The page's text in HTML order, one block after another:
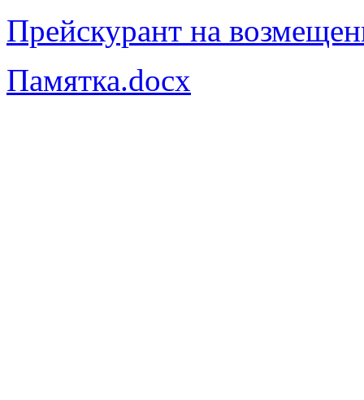
Прейскурант на
Памятка.docx